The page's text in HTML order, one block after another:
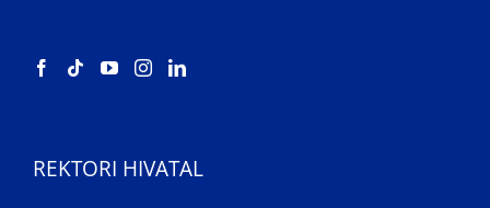
REKTORI HIVATAL